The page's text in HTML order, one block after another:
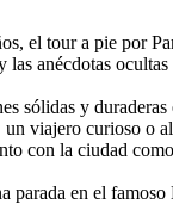
el tour a pie por
anécdotas
sólidas y
viajero curioso o
con la ciudad
parada en el